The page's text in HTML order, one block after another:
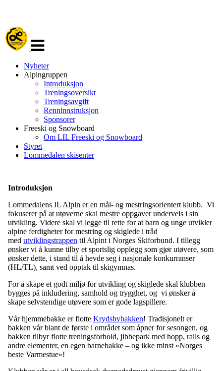
navigasjon
Nyheter
Alpingruppen
Introduksjon
Treningsoversikt
Treningsavgift
Renninnstruksjon
Sponsorer
Freeski og Snowboard
Om LIL Freeski og Snowboard
Styret
Lommedalen skisenter
Introduksjon
Lommedalens IL Alpin er en mål- og mestringsorientert klubb. Vi
fokuserer på at utøverne skal mestre oppgaver underveis i sin
utvikling. Videre skal vi legge til rette for at barn og unge utvikler
alpine ferdigheter for mestring og skiglede i tråd
med utviklingstrappen til Alpint i Norges Skiforbund. I tillegg
ønsker vi å kunne tilby et sportslig opplegg som gjør utøvere, som
ønsker dette, i stand til å hevde seg i nasjonale konkurranser
(HL/TL), samt ved opptak til skigymnas.
For å skape et godt miljø for utvikling og skiglede skal klubben
bygges på inkludering, samhold og trygghet, og vi ønsker å
skape selvstendige utøvere som er gode lagspillere.
Vår hjemmebakke er flotte Krydsbybakken! Tradisjonelt er
bakken vår blant de første i området som åpner for sesongen, og
bakken tilbyr flotte treningsforhold, jibbepark med hopp, rails og
andre elementer, en egen barnebakke – og ikke minst «Norges
beste Varmestue»!